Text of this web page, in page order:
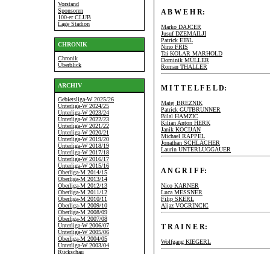
Vorstand
Sponsoren
100-er CLUB
Lage Stadion
CHRONIK
Chronik
Überblick
ARCHIV
Gebietsliga-W 2025/26
Unterliga-W 2024/25
Unterliga-W 2023/24
Unterliga-W 2022/23
Unterliga-W 2021/22
Unterliga-W 2020/21
Unterliga-W 2019/20
Unterliga-W 2018/19
Unterliga-W 2017/18
Unterliga-W 2016/17
Unterliga-W 2015/16
Oberliga-M 2014/15
Oberliga-M 2013/14
Oberliga-M 2012/13
Oberliga-M 2011/12
Oberliga-M 2010/11
Oberliga-M 2009/10
Oberliga-M 2008/09
Oberliga-M 2007/08
Unterliga-W 2006/07
Unterliga-W 2005/06
Oberliga-M 2004/05
Unterliga-W 2003/04
Rückschau
A B W E H R:
Marko DAJCER
Jusuf DZEMAILJI
Patrick EIBL
Nino FRIS
Tai KOLAR MARHOLD
Dominik MÜLLER
Roman THALLER
M I T T E L F E L D:
Matej BREZNIK
Patrick GUTBRUNNER
Bilal HAMZIC
Kilian Anton HERK
Janik KOCIJAN
Michael RAPPEL
Jonathan SCHLACHER
Laurin UNTERLUGGAUER
A N G R I F F:
Nico KARNER
Luca MESSNER
Filip SKERL
Aljaz VOGRINCIC
T R A I N E R:
Wolfgang KIEGERL